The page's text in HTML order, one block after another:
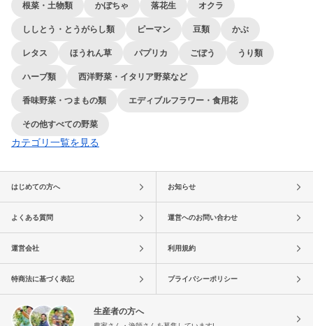
根菜・土物類 かぼちゃ 落花生 オクラ
ししとう・とうがらし類 ピーマン 豆類 かぶ
レタス ほうれん草 パプリカ ごぼう うり類
ハーブ類 西洋野菜・イタリア野菜など
香味野菜・つまもの類 エディブルフラワー・食用花
その他すべての野菜
カテゴリ一覧を見る
はじめての方へ お知らせ
よくある質問 運営へのお問い合わせ
運営会社 利用規約
特商法に基づく表記 プライバシーポリシー
生産者の方へ